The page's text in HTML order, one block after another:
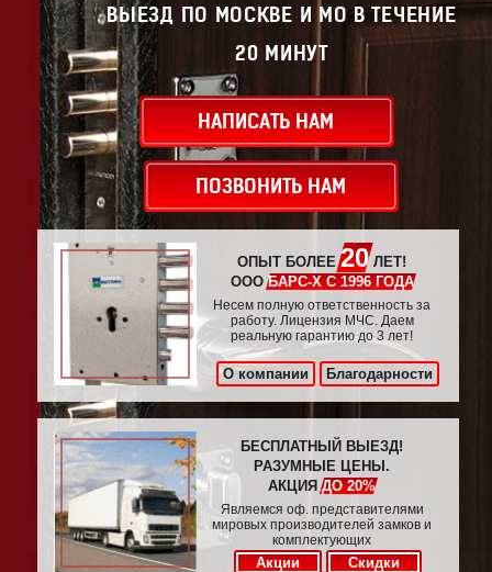
ВЫЕЗД ПО МОСКВЕ И МО В ТЕЧЕНИЕ
20 МИНУТ
НАПИСАТЬ НАМ
ПОЗВОНИТЬ НАМ
ОПЫТ БОЛЕЕ20ЛЕТ!
ОООБАРС-Х С 1996 ГОДА
Несем полную ответственность за
работу. Лицензия МЧС. Даем
реальную гарантию до 3 лет!
О компании Благодарности
БЕСПЛАТНЫЙ ВЫЕЗД!
РАЗУМНЫЕ ЦЕНЫ.
АКЦИЯДО 20%
Являемся оф. представителями
мировых производителей замков и
комплектующих
Акции Скидки